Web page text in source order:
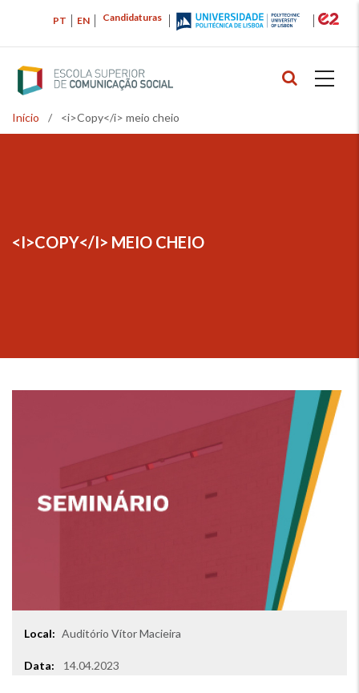
principal
Candidaturas
PT EN
Navegação
Início / <i>Copy</i> meio cheio
<I>COPY</I> MEIO CHEIO
NAVEGAÇÃO
Local:
Local
Auditório Vítor Macieira
Data: 14.04.2023